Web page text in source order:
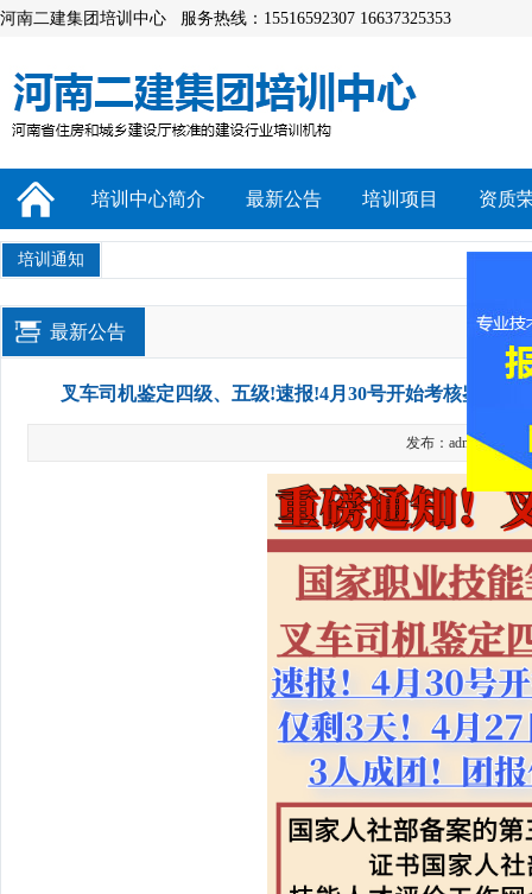
河南二建集团培训中心 服务热线：15516592307 16637325353
培训中心简介 最新公告 培训项目 资质
培训通知
最新公告
叉车司机鉴定四级、五级!速报!4月30号开始考核鉴定!
发布：admin 浏览：